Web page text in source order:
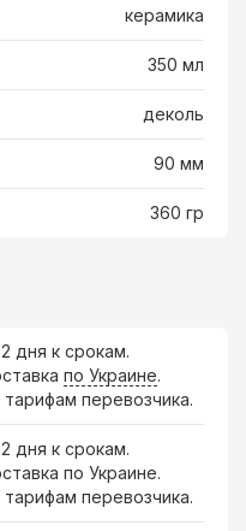
керамика
350 мл
деколь
90 мм
360 гр
2 дня к срокам.
по Украине.
перевозчика.
2 дня к срокам.
по Украине.
перевозчика.